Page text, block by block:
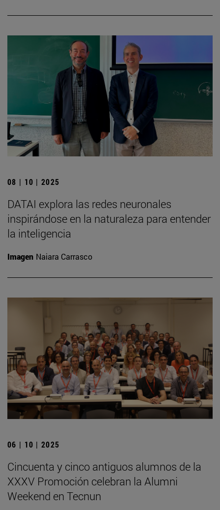
08 | 10 | 2025
DATAI explora las redes neuronales
inspirándose en la naturaleza para entender
la inteligencia
Imagen Naiara Carrasco
06 | 10 | 2025
Cincuenta y cinco antiguos alumnos de la
XXXV Promoción celebran la Alumni
Weekend en Tecnun